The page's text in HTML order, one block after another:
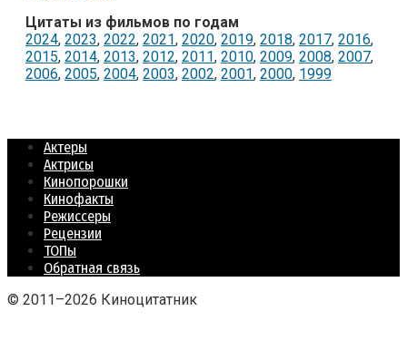
Цитаты из фильмов по годам
2024, 2023, 2022, 2021, 2020, 2019, 2018, 2017, 2016,
2015, 2014, 2013, 2012, 2011, 2010, 2009, 2008, 2007,
2006, 2005, 2004, 2003, 2002, 2001, 2000, 1999
Актеры
Актрисы
Кинопорошки
Кинофакты
Режиссеры
Рецензии
ТОПы
Обратная связь
© 2011–2026 Киноцитатник